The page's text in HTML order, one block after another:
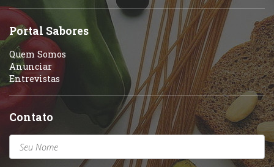
Portal Sabores
Quem Somos
Anunciar
Entrevistas
Contato